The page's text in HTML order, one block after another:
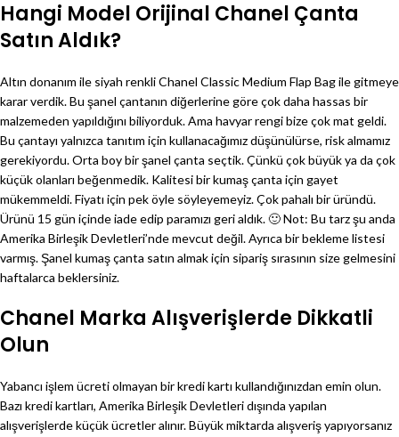
Hangi Model Orijinal Chanel Çanta
Satın Aldık?
Altın donanım ile siyah renkli Chanel Classic Medium Flap Bag ile gitmeye
karar verdik. Bu şanel çantanın diğerlerine göre çok daha hassas bir
malzemeden yapıldığını biliyorduk. Ama havyar rengi bize çok mat geldi.
Bu çantayı yalnızca tanıtım için kullanacağımız düşünülürse, risk almamız
gerekiyordu. Orta boy bir şanel çanta seçtik. Çünkü çok büyük ya da çok
küçük olanları beğenmedik. Kalitesi bir kumaş çanta için gayet
mükemmeldi. Fiyatı için pek öyle söyleyemeyiz. Çok pahalı bir üründü.
Ürünü 15 gün içinde iade edip paramızı geri aldık. 🙂 Not: Bu tarz şu anda
Amerika Birleşik Devletleri’nde mevcut değil. Ayrıca bir bekleme listesi
varmış. Şanel kumaş çanta satın almak için sipariş sırasının size gelmesini
haftalarca beklersiniz.
Chanel Marka Alışverişlerde Dikkatli
Olun
Yabancı işlem ücreti olmayan bir kredi kartı kullandığınızdan emin olun.
Bazı kredi kartları, Amerika Birleşik Devletleri dışında yapılan
alışverişlerde küçük ücretler alınır. Büyük miktarda alışveriş yapıyorsanız